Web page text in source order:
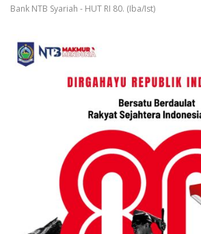
Bank NTB Syariah - HUT RI 80. (Iba/Ist)